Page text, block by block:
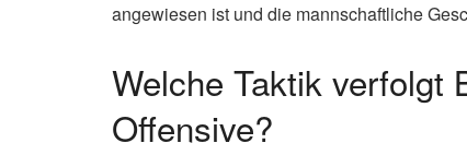
angewiesen ist und die mannschaftliche
Welche Taktik verfolgt
Offensive?